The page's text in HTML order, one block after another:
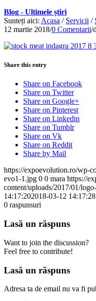
Blog - Ultimele știri
Sunteți aici: Acasa / Servicii /
12 martie 2018/0 Comentarii/
Share this entry
Share on Facebook
Share on Twitter
Share on Google+
Share on Pinterest
Share on Linkedin
Share on Tumblr
Share on Vk
Share on Reddit
Share by Mail
https://expoevolution.ro/wp-
evo1-1.jpg 0 0 mara https://
content/uploads/2017/01/
14:17:202018-03-12 14:17:28
0 raspunsuri
Lasă un răspuns
Want to join the discussion?
Feel free to contribute!
Lasă un răspuns
Adresa ta de email nu va fi